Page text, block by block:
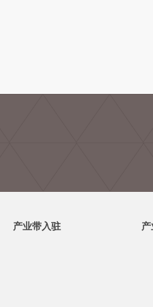
产业带入驻